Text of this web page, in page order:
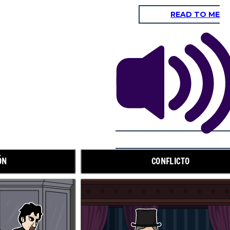
READ TO ME
CONFLICTO